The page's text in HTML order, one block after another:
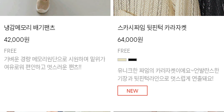
냉감메모리 배기팬츠
42,000원
FREE
가벼운 경량 메모리원단으로 시원하며 밑위가
여유로워 편안하고 멋스러운 팬츠!!
스카시짜임 뒷핀턱 카라자켓
64,000원
FREE
유니크한 짜임의 카라자켓이에요~언발란스한
기장과 뒷핀턱라인으로 멋스럽게 연출돼요!